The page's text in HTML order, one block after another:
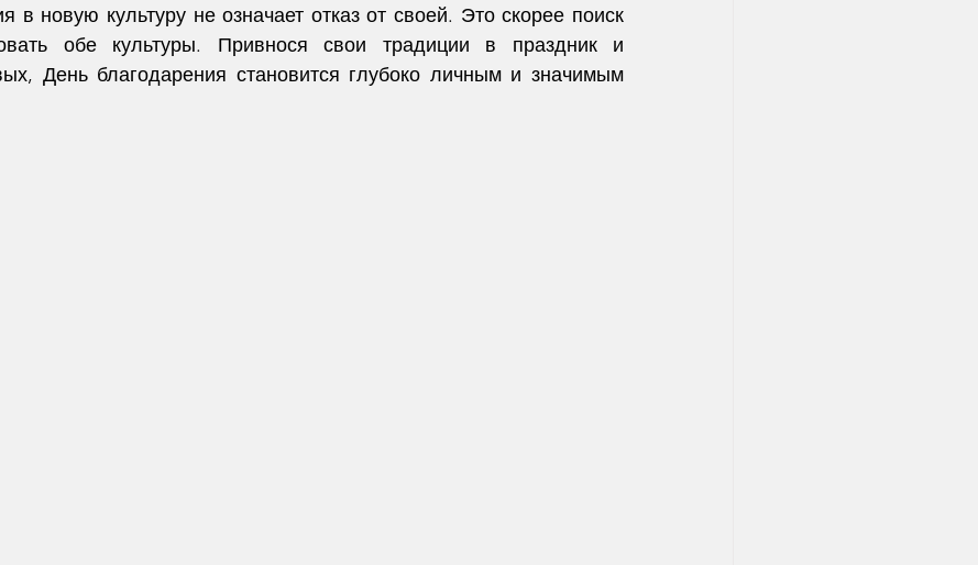
в новую культуру не означает отказ от своей. Это скорее поиск
обе культуры. Привнося свои традиции в праздник и
День благодарения становится глубоко личным и значимым